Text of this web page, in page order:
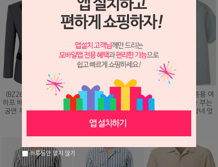
(BZ260203) 화려하게
하프 배색 핫픽스 디자인
공연 무대 맞춤 제작 자
(DS260479) 여름용 여
름용 바람이 솔솔 부는
망사직조 셔츠, 남녀 맞
춤 남방
(DS260473) 여름용 여
름용 바람이 솔솔 부는
망사직조 셔츠, 남녀 맞
하루동안 열지 않기